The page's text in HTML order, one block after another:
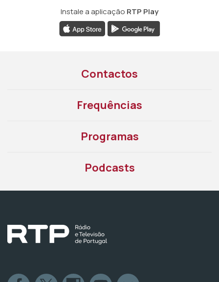
Instale a aplicação RTP Play
Contactos
Frequências
Programas
Podcasts